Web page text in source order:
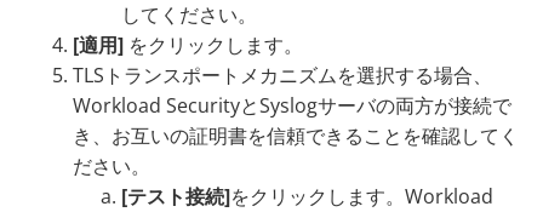
してください。
[適用] をクリックします。
TLSトランスポートメカニズムを選択する場合、
Workload SecurityとSyslogサーバの両方が接続で
き、お互いの証明書を信頼できることを確認してく
ださい。
[テスト接続]をクリックします。Workload